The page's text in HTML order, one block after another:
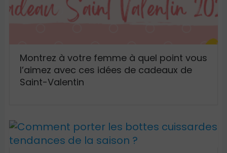
Montrez à votre femme à quel point vous
l’aimez avec ces idées de cadeaux de
Saint-Valentin